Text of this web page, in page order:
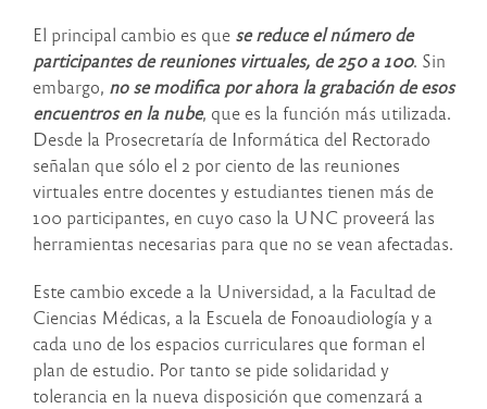
El principal cambio es que se reduce el número de
participantes de reuniones virtuales, de 250 a 100. Sin
embargo, no se modifica por ahora la grabación de esos
encuentros en la nube, que es la función más utilizada.
Desde la Prosecretaría de Informática del Rectorado
señalan que sólo el 2 por ciento de las reuniones
virtuales entre docentes y estudiantes tienen más de
100 participantes, en cuyo caso la UNC proveerá las
herramientas necesarias para que no se vean afectadas.
Este cambio excede a la Universidad, a la Facultad de
Ciencias Médicas, a la Escuela de Fonoaudiología y a
cada uno de los espacios curriculares que forman el
plan de estudio. Por tanto se pide solidaridad y
tolerancia en la nueva disposición que comenzará a